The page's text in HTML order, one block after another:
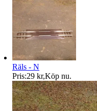
Räls - N
Pris:29 kr,Köp nu.